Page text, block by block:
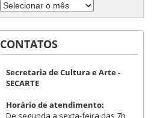
CONTATOS
Secretaria de Cultura e Arte -
SECARTE
Horário de atendimento: